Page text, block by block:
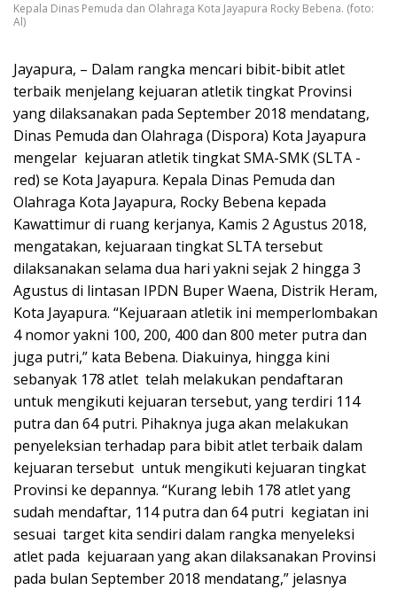
Kepala Dinas Pemuda dan Olahraga Kota Jayapura Rocky Bebena. (foto:
Al)
Jayapura, – Dalam rangka mencari bibit-bibit atlet
terbaik menjelang kejuaran atletik tingkat Provinsi
yang dilaksanakan pada September 2018 mendatang,
Dinas Pemuda dan Olahraga (Dispora) Kota Jayapura
mengelar kejuaran atletik tingkat SMA-SMK (SLTA -
red) se Kota Jayapura. Kepala Dinas Pemuda dan
Olahraga Kota Jayapura, Rocky Bebena kepada
Kawattimur di ruang kerjanya, Kamis 2 Agustus 2018,
mengatakan, kejuaraan tingkat SLTA tersebut
dilaksanakan selama dua hari yakni sejak 2 hingga 3
Agustus di lintasan IPDN Buper Waena, Distrik Heram,
Kota Jayapura. “Kejuaraan atletik ini memperlombakan
4 nomor yakni 100, 200, 400 dan 800 meter putra dan
juga putri,” kata Bebena. Diakuinya, hingga kini
sebanyak 178 atlet telah melakukan pendaftaran
untuk mengikuti kejuaran tersebut, yang terdiri 114
putra dan 64 putri. Pihaknya juga akan melakukan
penyeleksian terhadap para bibit atlet terbaik dalam
kejuaran tersebut untuk mengikuti kejuaran tingkat
Provinsi ke depannya. “Kurang lebih 178 atlet yang
sudah mendaftar, 114 putra dan 64 putri kegiatan ini
sesuai target kita sendiri dalam rangka menyeleksi
atlet pada kejuaraan yang akan dilaksanakan Provinsi
pada bulan September 2018 mendatang,” jelasnya